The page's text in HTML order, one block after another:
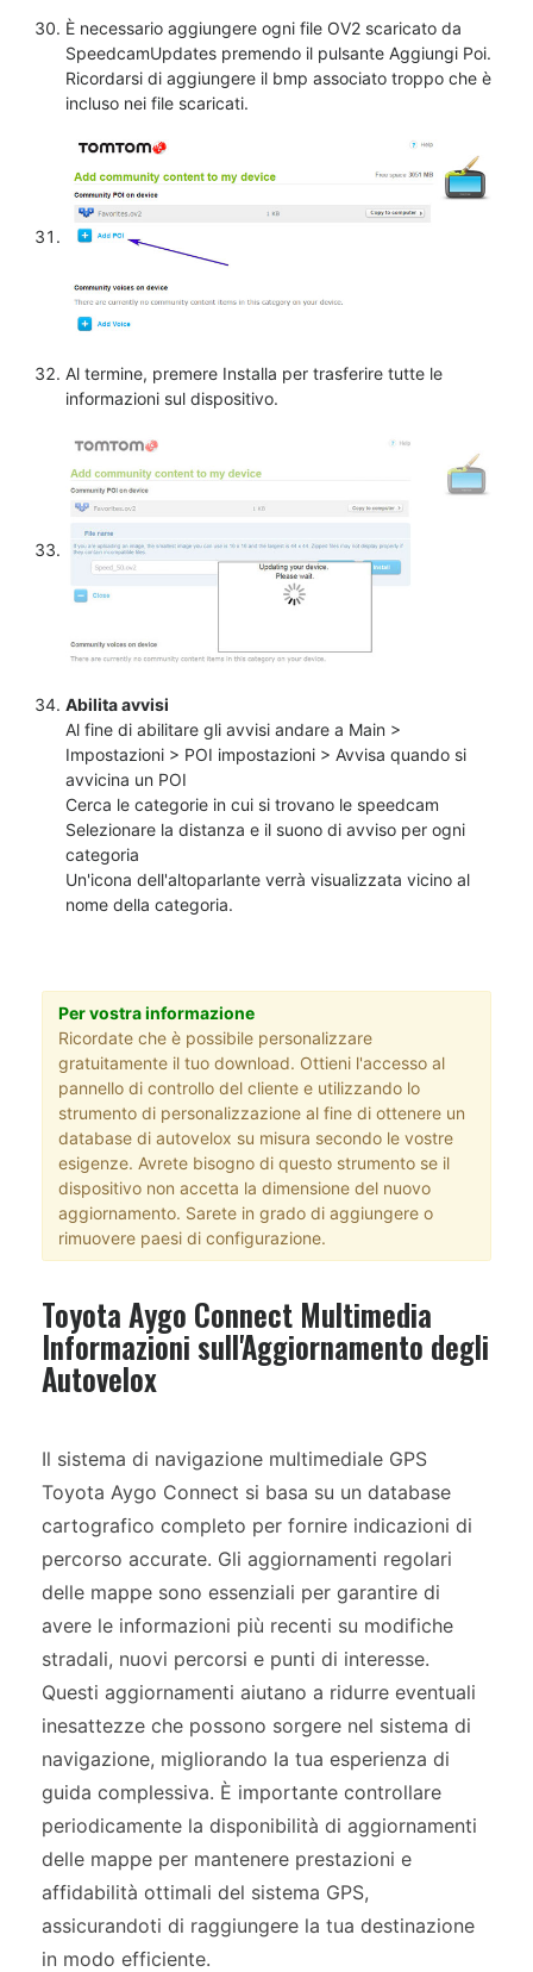
È necessario aggiungere ogni file OV2 scaricato da
SpeedcamUpdates premendo il pulsante Aggiungi Poi.
Ricordarsi di aggiungere il bmp associato troppo che è
incluso nei file scaricati.
Al termine, premere Installa per trasferire tutte le
informazioni sul dispositivo.
Abilita avvisi
Al fine di abilitare gli avvisi andare a Main >
Impostazioni > POI impostazioni > Avvisa quando si
avvicina un POI
Cerca le categorie in cui si trovano le speedcam
Selezionare la distanza e il suono di avviso per ogni
categoria
Un'icona dell'altoparlante verrà visualizzata vicino al
nome della categoria.
Per vostra informazione
Ricordate che è possibile personalizzare
gratuitamente il tuo download. Ottieni l'accesso al
pannello di controllo del cliente e utilizzando lo
strumento di personalizzazione al fine di ottenere un
database di autovelox su misura secondo le vostre
esigenze. Avrete bisogno di questo strumento se il
dispositivo non accetta la dimensione del nuovo
aggiornamento. Sarete in grado di aggiungere o
rimuovere paesi di configurazione.
Toyota Aygo Connect Multimedia
Informazioni sull'Aggiornamento degli
Autovelox
Il sistema di navigazione multimediale GPS
Toyota Aygo Connect si basa su un database
cartografico completo per fornire indicazioni di
percorso accurate. Gli aggiornamenti regolari
delle mappe sono essenziali per garantire di
avere le informazioni più recenti su modifiche
stradali, nuovi percorsi e punti di interesse.
Questi aggiornamenti aiutano a ridurre eventuali
inesattezze che possono sorgere nel sistema di
navigazione, migliorando la tua esperienza di
guida complessiva. È importante controllare
periodicamente la disponibilità di aggiornamenti
delle mappe per mantenere prestazioni e
affidabilità ottimali del sistema GPS,
assicurandoti di raggiungere la tua destinazione
in modo efficiente.